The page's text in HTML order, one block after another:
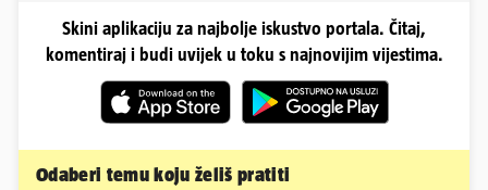
Skini aplikaciju za najbolje iskustvo portala. Čitaj,
komentiraj i budi uvijek u toku s najnovijim vijestima.
Odaberi temu koju želiš pratiti